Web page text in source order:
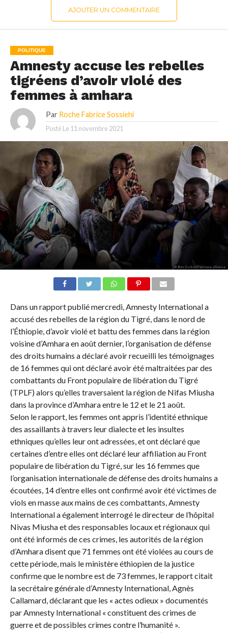
AJOUTER UN COMMENTAIRE
POLITIQUE
Amnesty accuse les rebelles
tigréens d’avoir violé des
femmes à amhara
Par Roche Fabrice Sossiehi
Posté Le 11 novembre 2021
Dans un rapport publié mercredi, Amnesty International a
accusé des rebelles de la région du Tigré, dans le nord de
l’Éthiopie, d’avoir violé et battu des femmes dans la région
voisine d’Amhara en août dernier, l’organisation de défense
des droits humains a déclaré avoir recueilli les témoignages
de 16 femmes qui ont déclaré avoir été maltraitées par des
combattants du Front populaire de libération du Tigré
(TPLF) alors qu’elles traversaient la région de Nifas Miusha
dans la province d’Amhara entre le 12 et le 21 août.
Selon le rapport, les femmes ont appris l’identité ethnique
des assaillants à travers leur dialecte et les insultes
ethniques qu’elles leur ont adressées, et ont déclaré que
certaines d’entre elles ont déclaré leur affiliation au Front
populaire de libération du Tigré, sur les 16 femmes que
l’organisation internationale de défense des droits humains a
écoutées, 14 d’entre elles ont confirmé avoir été victimes de
viols en masse aux mains de ces combattants, Amnesty
International a également interrogé le directeur de l’hôpital
Nivas Miusha et des responsables locaux et régionaux qui
ont été informés de ces crimes, les autorités de la région
d’Amhara disent que 71 femmes ont été violées au cours de
cette période, mais le ministère éthiopien de la justice
confirme que le nombre est de 73 femmes, le rapport citait
la secrétaire générale d’Amnesty International, Agnès
Callamard, déclarant que les « actes odieux » documentés
par Amnesty International « constituent des crimes de
guerre et de possibles crimes contre l’humanité ».